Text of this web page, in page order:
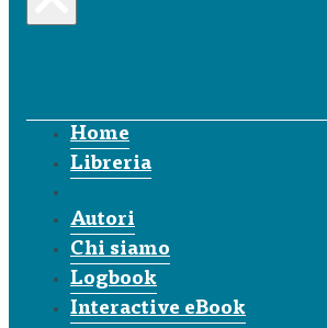
Home
Libreria
Autori
Chi siamo
Logbook
Interactive eBook